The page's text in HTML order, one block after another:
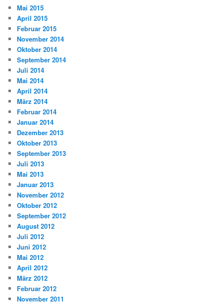
Mai 2015
April 2015
Februar 2015
November 2014
Oktober 2014
September 2014
Juli 2014
Mai 2014
April 2014
März 2014
Februar 2014
Januar 2014
Dezember 2013
Oktober 2013
September 2013
Juli 2013
Mai 2013
Januar 2013
November 2012
Oktober 2012
September 2012
August 2012
Juli 2012
Juni 2012
Mai 2012
April 2012
März 2012
Februar 2012
November 2011